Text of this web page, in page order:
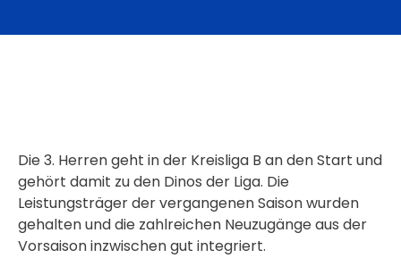
Die 3. Herren geht in der Kreisliga B an den Start und
gehört damit zu den Dinos der Liga. Die
Leistungsträger der vergangenen Saison wurden
gehalten und die zahlreichen Neuzugänge aus der
Vorsaison inzwischen gut integriert.